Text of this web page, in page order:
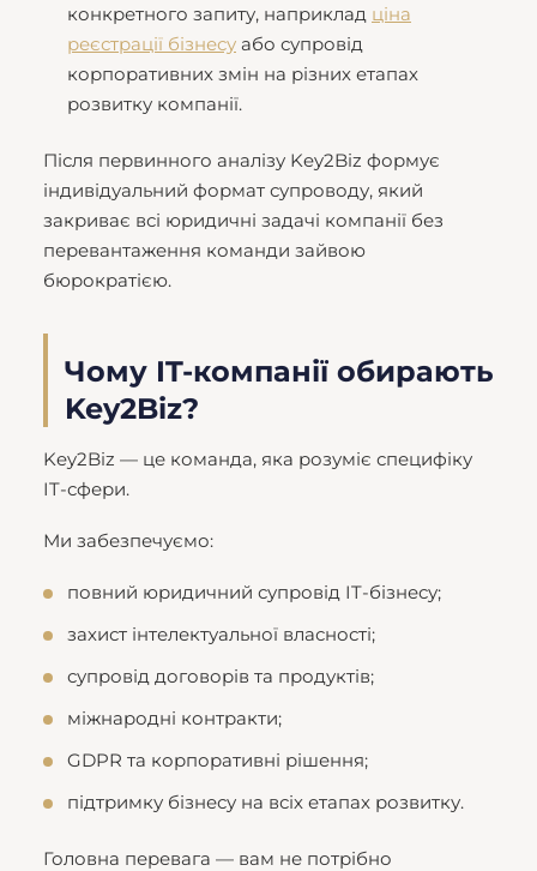
конкретного запиту, наприклад ціна
реєстрації бізнесу або супровід
корпоративних змін на різних етапах
розвитку компанії.
Після первинного аналізу Key2Biz формує
індивідуальний формат супроводу, який
закриває всі юридичні задачі компанії без
перевантаження команди зайвою
бюрократією.
Чому IT-компанії обирають
Key2Biz?
Key2Biz — це команда, яка розуміє специфіку
IT-сфери.
Ми забезпечуємо:
повний юридичний супровід IT-бізнесу;
захист інтелектуальної власності;
супровід договорів та продуктів;
міжнародні контракти;
GDPR та корпоративні рішення;
підтримку бізнесу на всіх етапах розвитку.
Головна перевага — вам не потрібно